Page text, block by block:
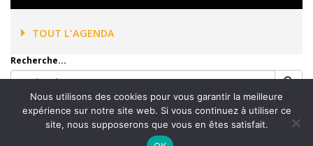
TOUT L'AGENDA
Recherche...
Plan du site
Nous utilisons des cookies pour vous garantir la meilleure
expérience sur notre site web. Si vous continuez à utiliser ce
site, nous supposerons que vous en êtes satisfait.